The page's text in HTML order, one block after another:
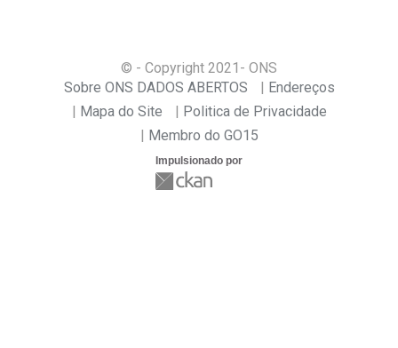
© - Copyright 2021 - ONS
Sobre ONS DADOS ABERTOS
Endereços
Mapa do Site
Politica de Privacidade
Membro do GO15
Impulsionado por